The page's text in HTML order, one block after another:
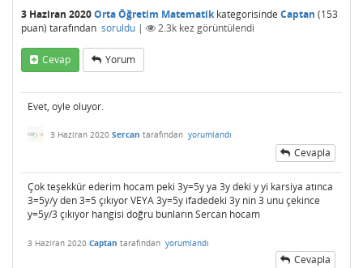
3 Haziran 2020Orta Öğretim Matematikkategorisinde Captan (153
puan) tarafından soruldu | 2.3k kez görüntülendi
Cevap Yorum
Evet, oyle oluyor.
3 Haziran 2020 Sercan tarafından yorumlandı
Cevapla
Çok teşekkür ederim hocam peki 3y=5y ya 3y deki y yi karsiya atınca
3=5y/y den 3=5 çıkıyor VEYA 3y=5y ifadedeki 3y nin 3 unu çekince
y=5y/3 çıkıyor hangisi doğru bunların Sercan hocam
3 Haziran 2020 Captan tarafından yorumlandı
Cevapla